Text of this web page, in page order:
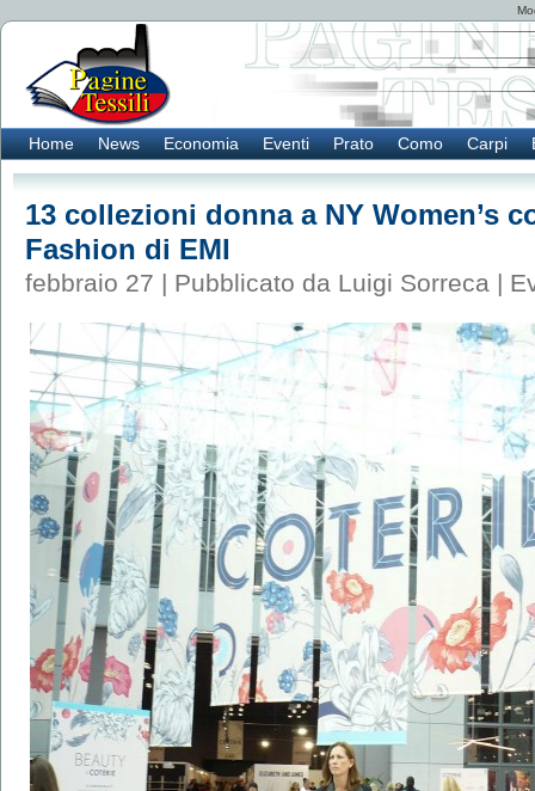
Home News Economia Eventi Prato Como Carpi
13 collezioni donna a NY Women’s
Fashion di EMI
febbraio 27 | Pubblicato da Luigi Sorreca |